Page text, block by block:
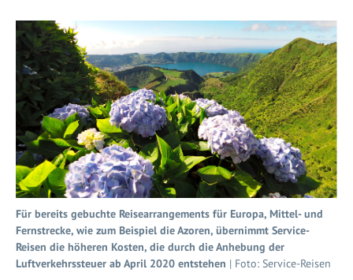
Für bereits gebuchte Reisearrangements für Europa, Mittel- und
Fernstrecke, wie zum Beispiel die Azoren, übernimmt Service-
Reisen die höheren Kosten, die durch die Anhebung der
Luftverkehrssteuer ab April 2020 entstehen | Foto: Service-Reisen